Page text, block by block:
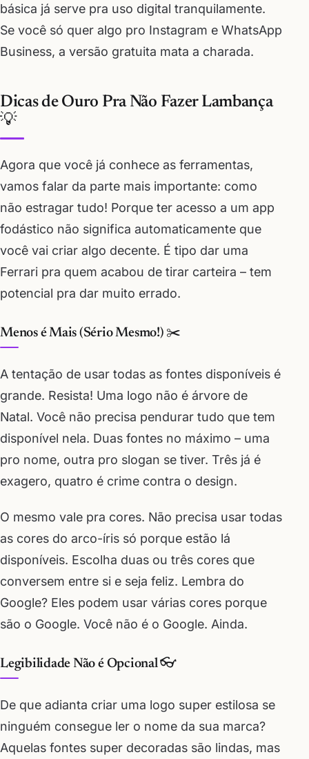
básica já serve pra uso digital tranquilamente.
Se você só quer algo pro Instagram e WhatsApp
Business, a versão gratuita mata a charada.
Dicas de Ouro Pra Não Fazer Lambança
💡
Agora que você já conhece as ferramentas,
vamos falar da parte mais importante: como
não estragar tudo! Porque ter acesso a um app
fodástico não significa automaticamente que
você vai criar algo decente. É tipo dar uma
Ferrari pra quem acabou de tirar carteira – tem
potencial pra dar muito errado.
Menos é Mais (Sério Mesmo!) ✂️
A tentação de usar todas as fontes disponíveis é
grande. Resista! Uma logo não é árvore de
Natal. Você não precisa pendurar tudo que tem
disponível nela. Duas fontes no máximo – uma
pro nome, outra pro slogan se tiver. Três já é
exagero, quatro é crime contra o design.
O mesmo vale pra cores. Não precisa usar todas
as cores do arco-íris só porque estão lá
disponíveis. Escolha duas ou três cores que
conversem entre si e seja feliz. Lembra do
Google? Eles podem usar várias cores porque
são o Google. Você não é o Google. Ainda.
Legibilidade Não é Opcional 👓
De que adianta criar uma logo super estilosa se
ninguém consegue ler o nome da sua marca?
Aquelas fontes super decoradas são lindas, mas